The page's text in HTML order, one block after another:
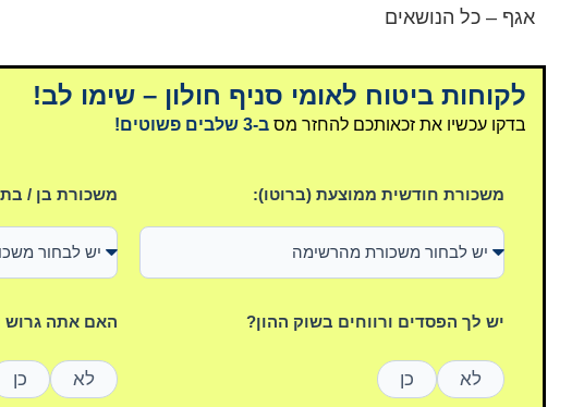
אגף – כל הנושאים
לקוחות ביטוח לאומי סניף חולון – שימו לב!
בדקו עכשיו את זכאותכם להחזר מס ב-3 שלבים פשוטים!
משכורת חודשית ממוצעת (ברוטו): משכורת בן / בת
יש לך הפסדים ורווחים בשוק ההון?
לא כן
האם אתה גרוש
לא כן